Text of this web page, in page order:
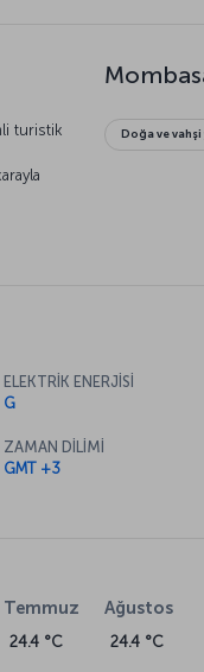
turistik
Doğa ve vahşi
ELEKTRİK ENERJİSİ
G
ZAMAN DİLİMİ
GMT +3
Temmuz
24.4 °C
Ağustos
24.4 °C